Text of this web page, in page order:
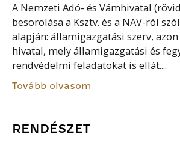
A Nemzeti Adó- és Vámhivatal
besorolása a Ksztv. és a NAV-ról
alapján: államigazgatási szerv,
hivatal, mely államigazgatási és
rendvédelmi feladatokat is ellát....
Tovább olvasom
RENDÉSZET